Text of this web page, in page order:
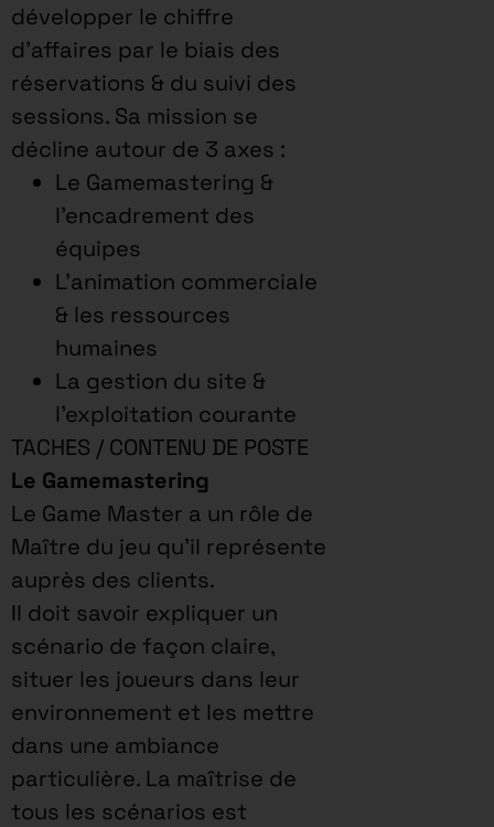
développer le chiffre
d’affaires par le biais des
réservations & du suivi des
sessions. Sa mission se
décline autour de 3 axes :
Le Gamemastering &
l’encadrement des
équipes
L’animation commerciale
& les ressources
humaines
La gestion du site &
l’exploitation courante
TACHES / CONTENU DE POSTE
Le Gamemastering
Le Game Master a un rôle de
Maître du jeu qu’il représente
auprès des clients.
Il doit savoir expliquer un
scénario de façon claire,
situer les joueurs dans leur
environnement et les mettre
dans une ambiance
particulière. La maîtrise de
tous les scénarios est